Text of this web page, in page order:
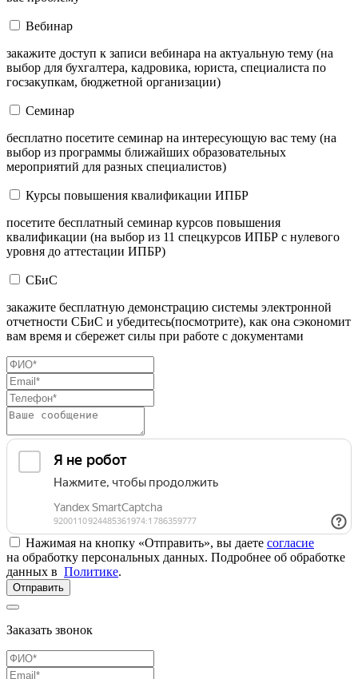
Вебинар
закажите доступ к записи вебинара на актуальную тему (на
выбор для бухгалтера, кадровика, юриста, специалиста по
госзакупкам, бюджетной организации)
Семинар
бесплатно посетите семинар на интересующую вас тему (на
выбор из программы ближайших образовательных
мероприятий для разных специалистов)
Курсы повышения квалификации ИПБР
посетите бесплатный семинар курсов повышения
квалификации (на выбор из 11 спецкурсов ИПБР с нулевого
уровня до аттестации ИПБР)
СБиС
закажите бесплатную демонстрацию системы электронной
отчетности СБиС и убедитесь(посмотрите), как она сэкономит
вам время и сбережет силы при работе с документами
Нажимая на кнопку «Отправить», вы даете согласие
на обработку персональных данных. Подробнее об обработке
данных в Политике.
Отправить
Заказать звонок